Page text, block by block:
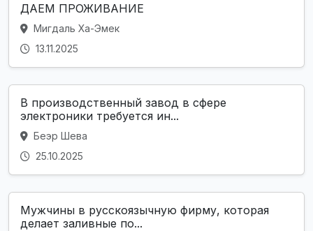
ДАЕМ ПРОЖИВАНИЕ
Мигдаль Ха-Эмек
13.11.2025
В производственный завод в сфере
электроники требуется ин...
Беэр Шева
25.10.2025
Мужчины в русскоязычную фирму, которая
делает заливные по...